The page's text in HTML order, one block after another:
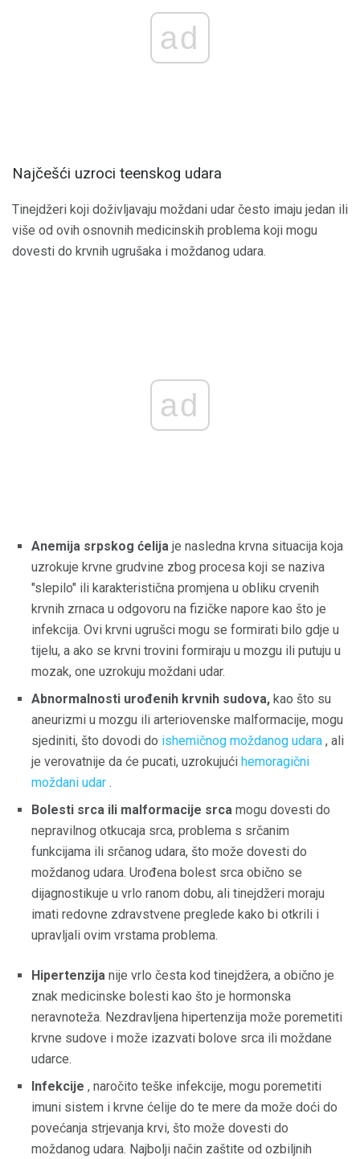
ad
Najčešći uzroci teenskog udara
Tinejdžeri koji doživljavaju moždani udar često imaju jedan ili
više od ovih osnovnih medicinskih problema koji mogu
dovesti do krvnih ugrušaka i moždanog udara.
ad
Anemija srpskog ćelija je nasledna krvna situacija koja
uzrokuje krvne grudvine zbog procesa koji se naziva
"slepilo" ili karakteristična promjena u obliku crvenih
krvnih zrnaca u odgovoru na fizičke napore kao što je
infekcija. Ovi krvni ugrušci mogu se formirati bilo gdje u
tijelu, a ako se krvni trovini formiraju u mozgu ili putuju u
mozak, one uzrokuju moždani udar.
Abnormalnosti urođenih krvnih sudova, kao što su
aneurizmi u mozgu ili arteriovenske malformacije, mogu
sjediniti, što dovodi do ishemičnog moždanog udara , ali
je verovatnije da će pucati, uzrokujući hemoragični
moždani udar .
Bolesti srca ili malformacije srca mogu dovesti do
nepravilnog otkucaja srca, problema s srčanim
funkcijama ili srčanog udara, što može dovesti do
moždanog udara. Urođena bolest srca obično se
dijagnostikuje u vrlo ranom dobu, ali tinejdžeri moraju
imati redovne zdravstvene preglede kako bi otkrili i
upravljali ovim vrstama problema.
Hipertenzija nije vrlo česta kod tinejdžera, a obično je
znak medicinske bolesti kao što je hormonska
neravnoteža. Nezdravljena hipertenzija može poremetiti
krvne sudove i može izazvati bolove srca ili moždane
udarce.
Infekcije , naročito teške infekcije, mogu poremetiti
imuni sistem i krvne ćelije do te mere da može doći do
povećanja strjevanja krvi, što može dovesti do
moždanog udara. Najbolji način zaštite od ozbiljnih